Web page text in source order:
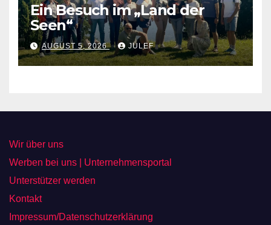
Ein Besuch im „Land der
Seen“
AUGUST 5, 2026 JULEF
Wir über uns
Werben bei uns | Unternehmensportal
Unterstützer werden
Kontakt
Impressum/Datenschutzerklärung